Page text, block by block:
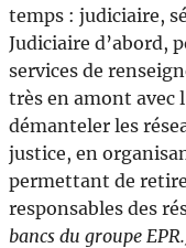
temps : judiciaire,
Judiciaire d’abord,
services de
très en amont avec
démanteler les
justice, en
permettant de
responsables des
bancs du groupe